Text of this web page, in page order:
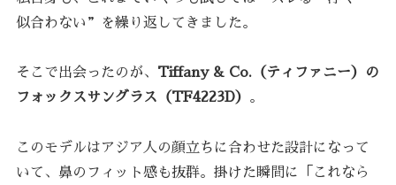
似合わない”を繰り返してきました。
そこで出会ったのが、 Tiffany & Co.（ティファニー）の
フォックスサングラス（TF4223D） 。
このモデルはアジア人の顔立ちに合わせた設計になって
いて、鼻のフィット感も抜群。掛けた瞬間に「これなら